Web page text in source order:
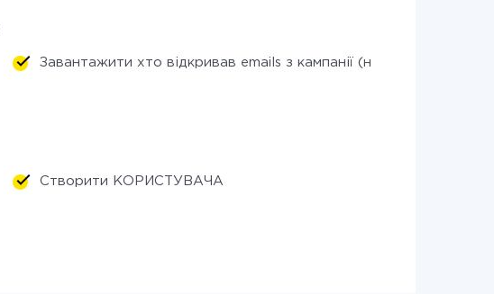
Завантажити хто відкривав emails з кампанії (нових)
Створити КОРИСТУВАЧА